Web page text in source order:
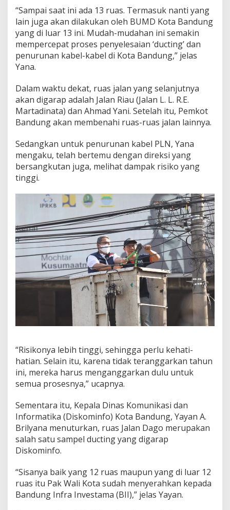
a
B
e
b
a
s
b
e
l
U
d
r
a
“Sampai saat ini ada 13 ruas. Termasuk nanti yang
lain juga akan dilakukan oleh BUMD Kota Bandung
yang di luar 13 ini. Mudah-mudahan ini semakin
mempercepat proses penyelesaian ‘ducting’ dan
penurunan kabel-kabel di Kota Bandung,” jelas
Yana.
Dalam waktu dekat, ruas jalan yang selanjutnya
akan digarap adalah Jalan Riau (Jalan L. L. R.E.
Martadinata) dan Ahmad Yani. Setelah itu, Pemkot
Bandung akan membenahi ruas-ruas jalan lainnya.
Sedangkan untuk penurunan kabel PLN, Yana
mengaku, telah bertemu dengan direksi yang
bersangkutan juga, melihat dampak risiko yang
tinggi.
“Risikonya lebih tinggi, sehingga perlu kehati-
hatian. Selain itu, karena tidak teranggarkan tahun
ini, mereka harus menganggarkan dulu untuk
semua prosesnya,” ucapnya.
Sementara itu, Kepala Dinas Komunikasi dan
Informatika (Diskominfo) Kota Bandung, Yayan A.
Brilyana menuturkan, ruas Jalan Dago merupakan
salah satu sampel ducting yang digarap
Diskominfo.
“Sisanya baik yang 12 ruas maupun yang di luar 12
ruas itu Pak Wali Kota sudah menyerahkan kepada
Bandung Infra Investama (BII),” jelas Yayan.